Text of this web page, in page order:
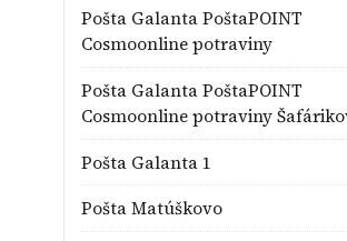
Pošta Galanta PoštaPOINT
Cosmoonline potraviny
Pošta Galanta PoštaPOINT
Cosmoonline potraviny
Pošta Galanta 1
Pošta Matúškovo